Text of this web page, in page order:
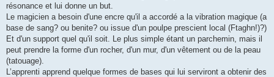
résonance et lui donne un but.
Le magicien a besoin d'une encre qu'il a accordé a la vibration magique (a
base de sang? ou benite? ou issue d'un poulpe prescient local (Ftaghn!)?)
Et d'un support quel qu'il soit. Le plus simple étant un parchemin, mais il
peut prendre la forme d'un rocher, d'un mur, d'un vêtement ou de la peau
(tatouage).
L’apprenti apprend quelque formes de bases qui lui serviront a obtenir des